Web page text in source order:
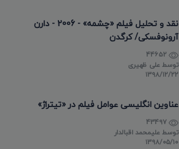
نقد و تحلیل فیلم «چشمه» - 2006 - دارن
آرونوفسکی/ کرگدن
توسطعلی ظهیری
۱۳۹۸/۱۲/۲۲
عناوین انگلیسی عوامل فیلم در «تیتراژ»
توسطعلیمحمد اقبالدار
۱۳۹۸/۰۵/۱۰